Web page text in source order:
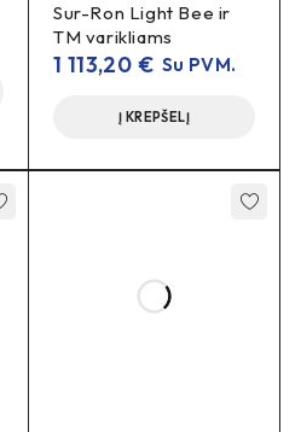
Sur-Ron Light Bee ir
TM varikliams
1 113,20 € Su PVM.
Į KREPŠELĮ